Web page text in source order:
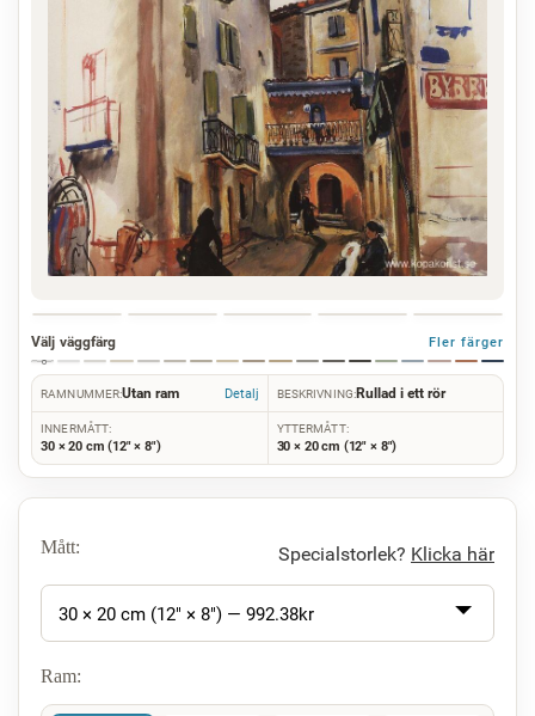
Välj väggfärg Fler färger
RAMNUMMER:Utan ram Detalj BESKRIVNING:Rullad i ett rör
INNERMÅTT:
30 × 20 cm (12" × 8")
YTTERMÅTT:
30 × 20 cm (12" × 8")
Mått: Specialstorlek? Klicka här
30 × 20 cm (12" × 8") — 992.38kr
Ram: